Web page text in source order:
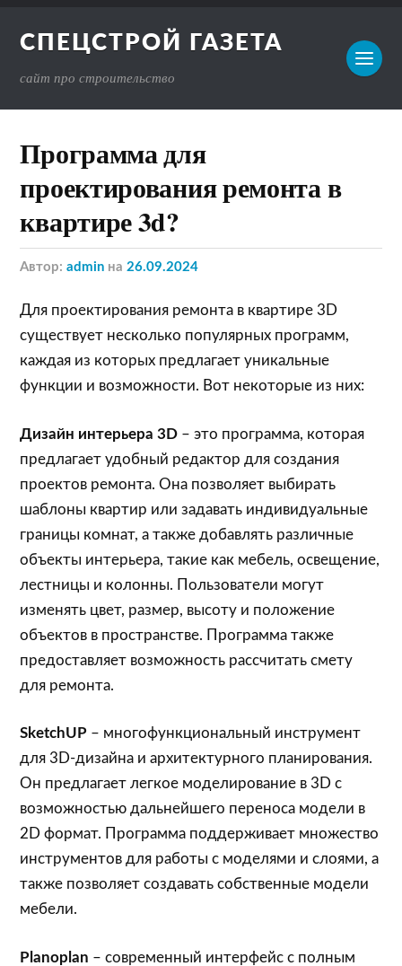
СПЕЦСТРОЙ ГАЗЕТА
сайт про строительство
Программа для
проектирования ремонта в
квартире 3d?
Автор:admin на26.09.2024
Для проектирования ремонта в квартире 3D
существует несколько популярных программ,
каждая из которых предлагает уникальные
функции и возможности. Вот некоторые из них:
Дизайн интерьера 3D – это программа, которая
предлагает удобный редактор для создания
проектов ремонта. Она позволяет выбирать
шаблоны квартир или задавать индивидуальные
границы комнат, а также добавлять различные
объекты интерьера, такие как мебель, освещение,
лестницы и колонны. Пользователи могут
изменять цвет, размер, высоту и положение
объектов в пространстве. Программа также
предоставляет возможность рассчитать смету
для ремонта.
SketchUP – многофункциональный инструмент
для 3D-дизайна и архитектурного планирования.
Он предлагает легкое моделирование в 3D с
возможностью дальнейшего переноса модели в
2D формат. Программа поддерживает множество
инструментов для работы с моделями и слоями, а
также позволяет создавать собственные модели
мебели.
Planoplan – современный интерфейс с полным